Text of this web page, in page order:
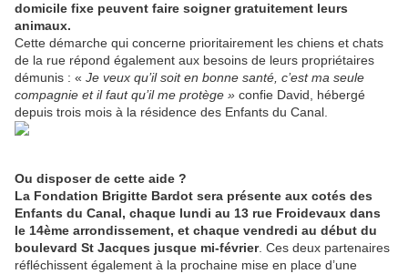
domicile fixe peuvent faire soigner gratuitement leurs
animaux.
Cette démarche qui concerne prioritairement les chiens et chats
de la rue répond également aux besoins de leurs propriétaires
démunis : « Je veux qu’il soit en bonne santé, c’est ma seule
compagnie et il faut qu’il me protège » confie David, hébergé
depuis trois mois à la résidence des Enfants du Canal.
Ou disposer de cette aide ?
La Fondation Brigitte Bardot sera présente aux cotés des
Enfants du Canal, chaque lundi au 13 rue Froidevaux dans
le 14ème arrondissement, et chaque vendredi au début du
boulevard St Jacques jusque mi-février. Ces deux partenaires
réfléchissent également à la prochaine mise en place d’une